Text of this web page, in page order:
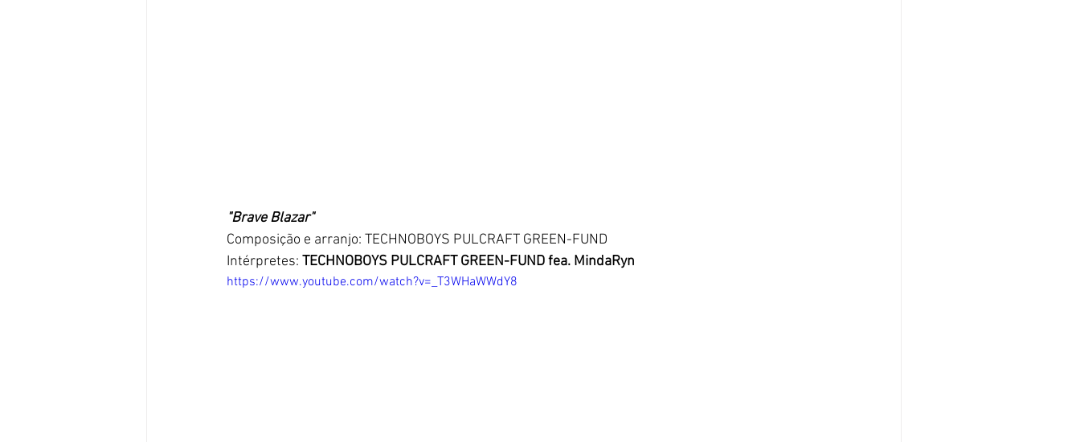
"Brave Blazar"
Composição e arranjo: TECHNOBOYS PULCRAFT GREEN-FUND
Intérpretes: TECHNOBOYS PULCRAFT GREEN-FUND fea. MindaRyn
https://www.youtube.com/watch?v=_T3WHaWWdY8